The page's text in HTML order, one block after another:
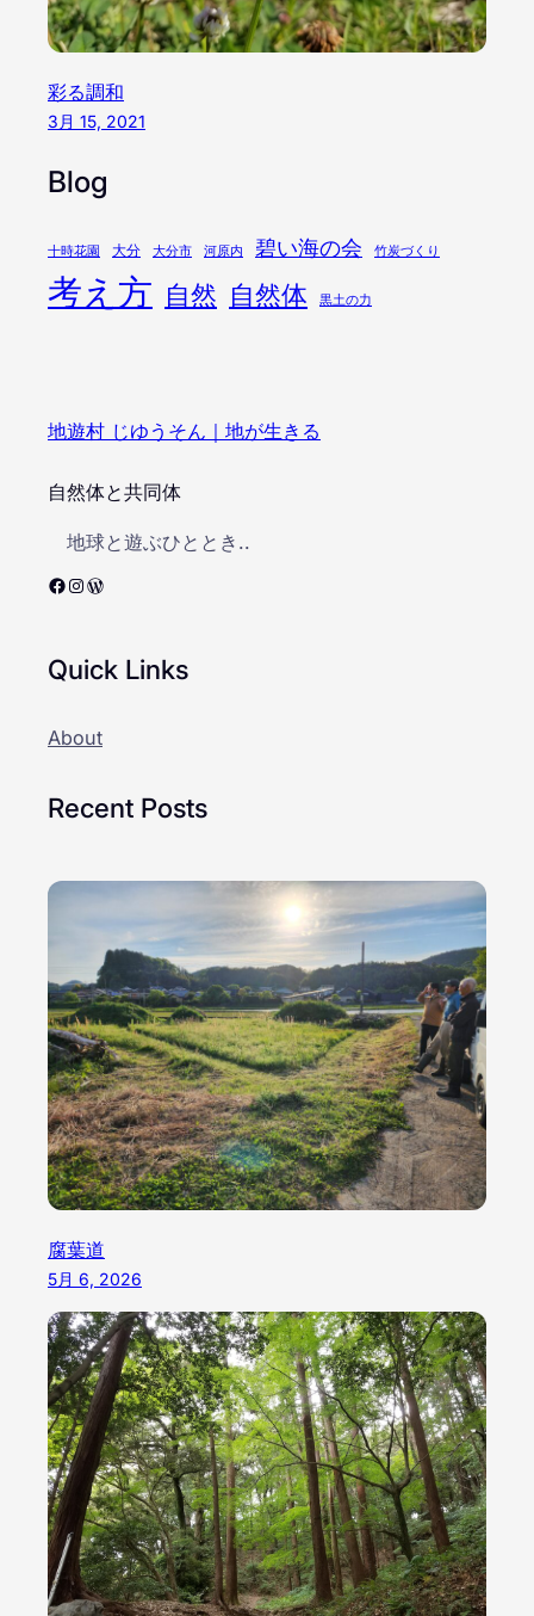
彩る調和
3月 15, 2021
Blog
十時花園 大分 大分市 河原内 碧い海の会 竹炭づくり
考え方 自然 自然体 黒土の力
地遊村 じゆうそん｜地が生きる
自然体と共同体
地球と遊ぶひととき..
Facebook Instagram WordPress
Quick Links
About
Recent Posts
腐葉道
5月 6, 2026